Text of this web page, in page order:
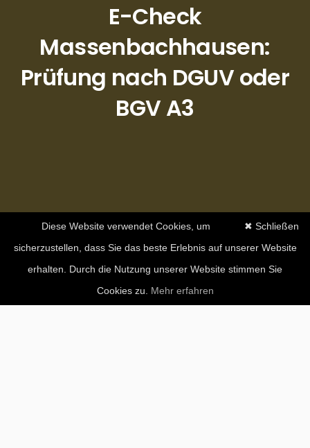
E-Check
Massenbachhausen:
Prüfung nach DGUV oder
BGV A3
✖ Schließen
Diese Website verwendet Cookies, um
sicherzustellen, dass Sie das beste Erlebnis auf unserer Website
erhalten. Durch die Nutzung unserer Website stimmen Sie
Cookies zu. Mehr erfahren